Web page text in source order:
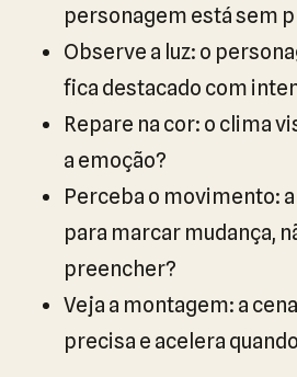
personagem está sem
Observe a luz: o
fica destacado com
Repare na cor: o clima
a emoção?
Perceba o movimento:
para marcar mudança,
preencher?
Veja a montagem: a
precisa e acelera